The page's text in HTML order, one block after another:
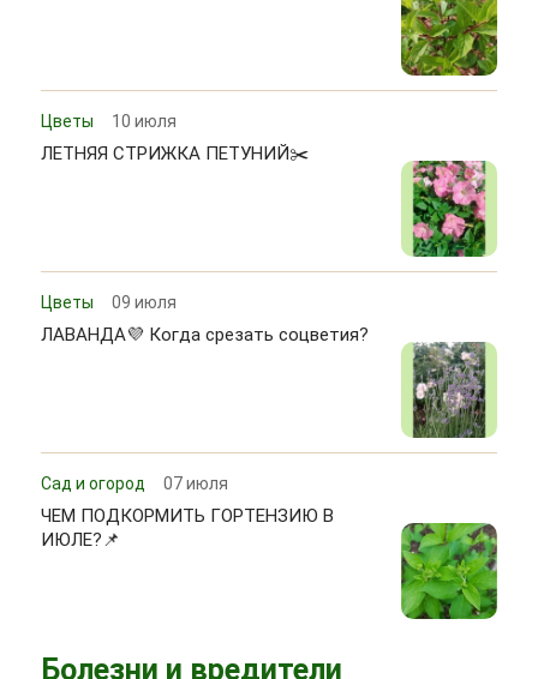
Цветы 10 июля
ЛЕТНЯЯ СТРИЖКА ПЕТУНИЙ✂️
Цветы 09 июля
ЛАВАНДА💜 Когда срезать соцветия?
Сад и огород 07 июля
ЧЕМ ПОДКОРМИТЬ ГОРТЕНЗИЮ В
ИЮЛЕ?📌
Болезни и вредители